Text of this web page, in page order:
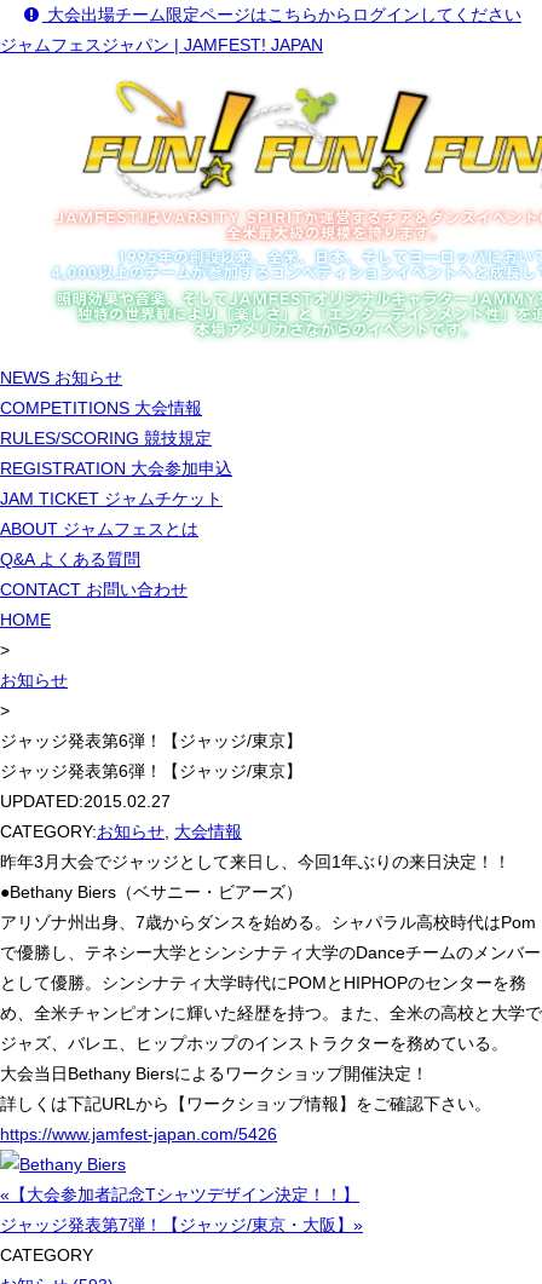
大会出場チーム限定ページはこちらからログインしてください
ジャムフェスジャパン | JAMFEST! JAPAN
NEWS お知らせ
COMPETITIONS 大会情報
RULES/SCORING 競技規定
REGISTRATION 大会参加申込
JAM TICKET ジャムチケット
ABOUT ジャムフェスとは
Q&A よくある質問
CONTACT お問い合わせ
HOME
>
お知らせ
>
ジャッジ発表第6弾！【ジャッジ/東京】
ジャッジ発表第6弾！【ジャッジ/東京】
UPDATED:2015.02.27
CATEGORY:お知らせ 大会情報
昨年3月大会でジャッジとして来日し、今回1年ぶりの来日決定！！
●Bethany Biers（ベサニー・ビアーズ）
アリゾナ州出身、7歳からダンスを始める。シャパラル高校時代はPom
で優勝し、テネシー大学とシンシナティ大学のDanceチームのメンバー
として優勝。シンシナティ大学時代にPOMとHIPHOPのセンターを務
め、全米チャンピオンに輝いた経歴を持つ。また、全米の高校と大学で
ジャズ、バレエ、ヒップホップのインストラクターを務めている。
大会当日Bethany Biersによるワークショップ開催決定！
詳しくは下記URLから【ワークショップ情報】をご確認下さい。
https://www.jamfest-japan.com/5426
«【大会参加者記念Tシャツデザイン決定！！】
ジャッジ発表第7弾！【ジャッジ/東京・大阪】»
CATEGORY